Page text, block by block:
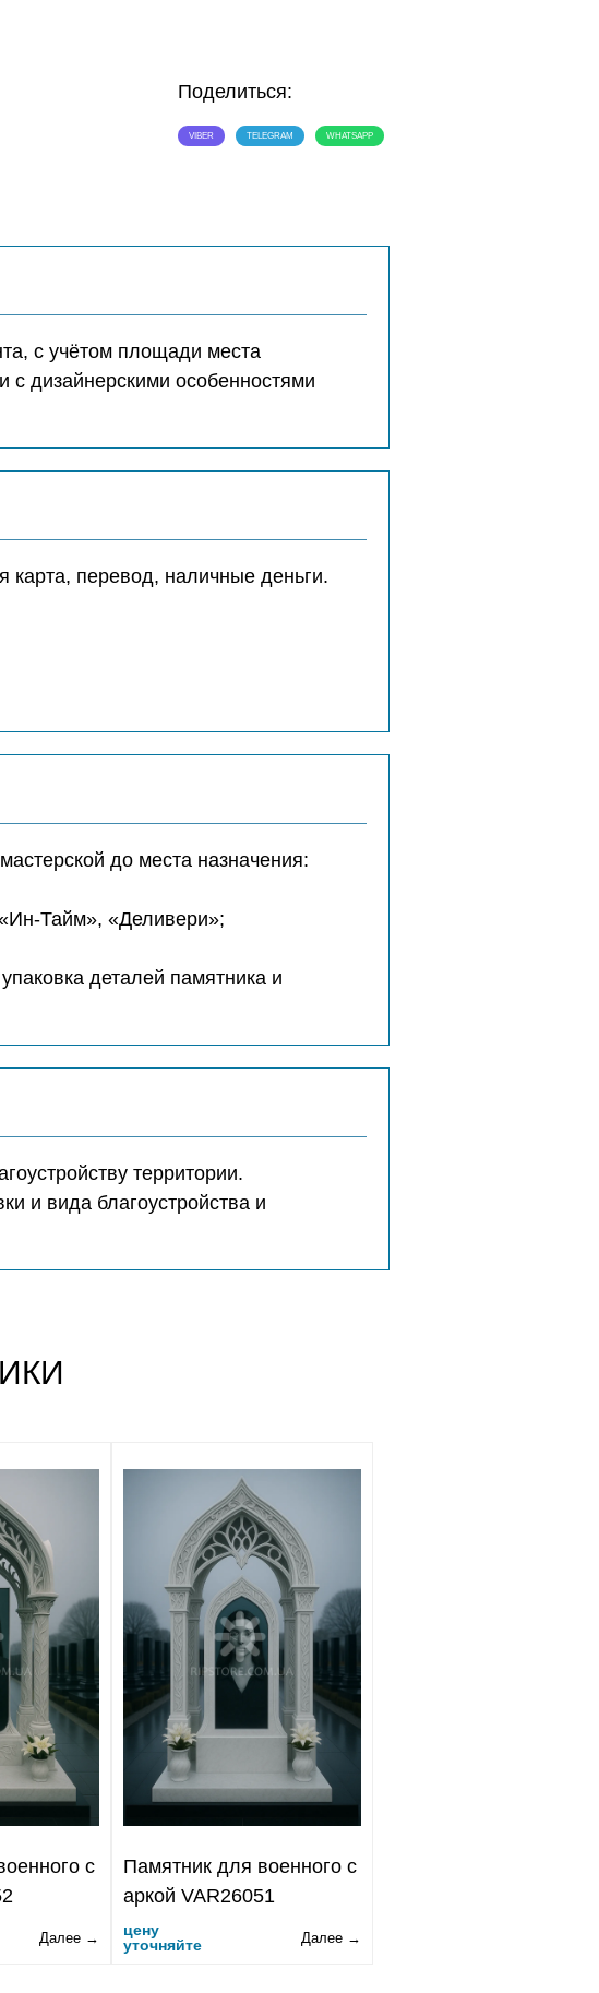
Поделиться:
VIBER TELEGRAM WHATSAPP
с учётом площади места
с дизайнерскими особенностями
перевод, наличные деньги.
до места назначения:
Тайм», «Деливери»;
деталей памятника и
территории.
и вида благоустройства и
с
Далее →
Памятник для военного с
аркой VAR26051
цену
уточняйте
Далее →